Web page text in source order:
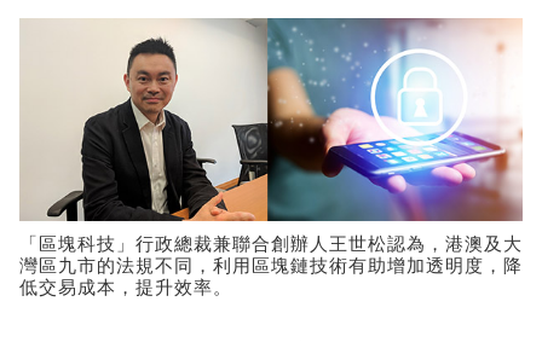
「區塊科技」行政總裁兼聯合創辦人王世松認為，港澳及大
灣區九市的法規不同，利用區塊鏈技術有助增加透明度，降
低交易成本，提升效率。